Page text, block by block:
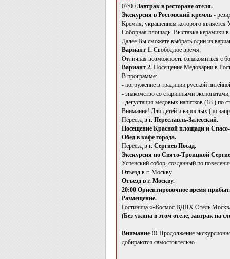
07:00 Завтрак в ресторане отеля.
Экскурсия в Ростовский кремль -
Кремля, украшением которого является
Соборная площадь. Выставка керамики
Далее Вы сможете выбрать один из
Вариант 1. Свободное время.
Отличная возможность ознакомиться с
Вариант 2. Посещение Медоварни в
В программе:
- погружение в традиции русской
- знакомство со старинными экспонатами,
- дегустация медовых напитков (18 ) по
Внимание! Для детей и взрослых (по
Переезд в г. Переславль-Залесский.
Посещение Красной площади и
Обед в кафе города.
Переезд в г. Сергиев Посад.
Экскурсия по Свято-Троицкой
Успенский собор, созданный по
Отъезд в г. Москву.
Отъезд в г. Москву.
20:00 Ориентировочное время
Размещение.
Гостиница ««Космос ВДНХ Отель
(Без ужина в этом отеле, завтрак на
Внимание !!! Продолжение
добираются самостоятельно.